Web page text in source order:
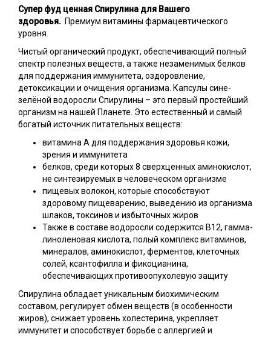
Супер фуд ценная Спирулина для Вашего
здоровья. Премиум витамины фармацевтического
уровня.
Чистый органический продукт, обеспечивающий полный
спектр полезных веществ, а также незаменимых белков
для поддержания иммунитета, оздоровление,
детоксикации и очищения организма. Капсулы сине-
зелёной водоросли Спирулины – это первый простейший
организм на нашей Планете. Это естественный и самый
богатый источник питательных веществ:
витамина А для поддержания здоровья кожи,
зрения и иммунитета
белков, среди которых 8 сверхценных аминокислот,
не синтезируемых в человеческом организме
пищевых волокон, которые способствуют
здоровому пищеварению, выведению из организма
шлаков, токсинов и избыточных жиров
Также в составе водоросли содержится В12, гамма-
линоленовая кислота, полый комплекс витаминов,
минералов, аминокислот, ферментов, клеточных
солей, ксантофилла и фикоцианина,
обеспечивающих противоопухолевую защиту
Спирулина обладает уникальным биохимическим
составом, регулирует обмен веществ (в особенности
жиров), снижает уровень холестерина, укрепляет
иммунитет и способствует борьбе с аллергией и